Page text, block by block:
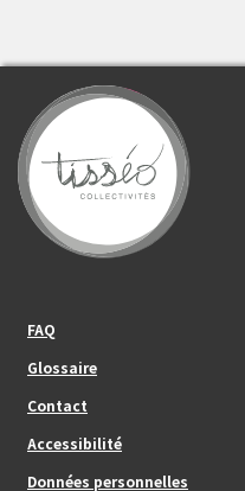
FAQ
Glossaire
Contact
Footer_center
Accessibilité
Données personnelles